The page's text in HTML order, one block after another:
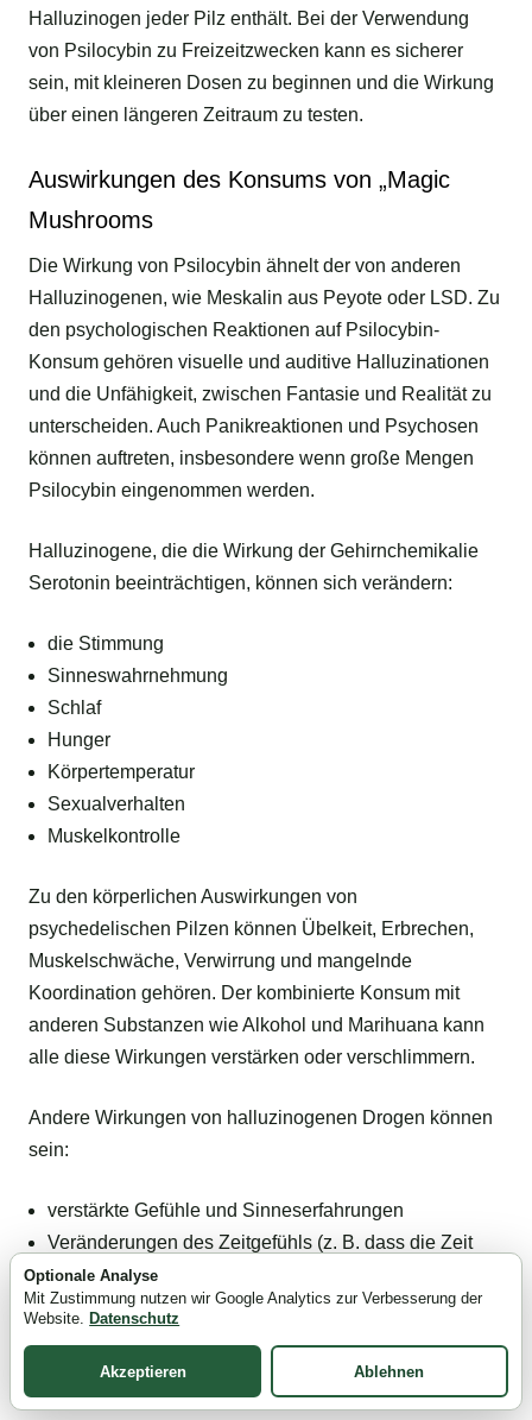
Halluzinogen jeder Pilz enthält. Bei der Verwendung
von Psilocybin zu Freizeitzwecken kann es sicherer
sein, mit kleineren Dosen zu beginnen und die Wirkung
über einen längeren Zeitraum zu testen.
Auswirkungen des Konsums von „Magic
Mushrooms
Die Wirkung von Psilocybin ähnelt der von anderen
Halluzinogenen, wie Meskalin aus Peyote oder LSD. Zu
den psychologischen Reaktionen auf Psilocybin-
Konsum gehören visuelle und auditive Halluzinationen
und die Unfähigkeit, zwischen Fantasie und Realität zu
unterscheiden. Auch Panikreaktionen und Psychosen
können auftreten, insbesondere wenn große Mengen
Psilocybin eingenommen werden.
Halluzinogene, die die Wirkung der Gehirnchemikalie
Serotonin beeinträchtigen, können sich verändern:
die Stimmung
Sinneswahrnehmung
Schlaf
Hunger
Körpertemperatur
Sexualverhalten
Muskelkontrolle
Zu den körperlichen Auswirkungen von
psychedelischen Pilzen können Übelkeit, Erbrechen,
Muskelschwäche, Verwirrung und mangelnde
Koordination gehören. Der kombinierte Konsum mit
anderen Substanzen wie Alkohol und Marihuana kann
alle diese Wirkungen verstärken oder verschlimmern.
Andere Wirkungen von halluzinogenen Drogen können
sein:
verstärkte Gefühle und Sinneserfahrungen
Veränderungen des Zeitgefühls (z. B. dass die Zeit
langsamer vergeht)
erhöhter Blutdruck, erhöhte Atemfrequenz oder
Appetitlosigkeit
trockener Mund
Optionale Analyse
Mit Zustimmung nutzen wir Google Analytics zur Verbesserung der
Website. Datenschutz
Akzeptieren Ablehnen